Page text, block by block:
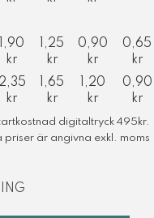
1,90
kr
1,25
kr
0,90
kr
0,65
kr
2,35
kr
1,65
kr
1,20
kr
0,90
kr
digitaltryck 495kr.
priser är angivna exkl. moms